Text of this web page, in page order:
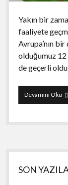
Yakın bir
faaliyete
Avrupa’nın
olduğumuz
de geçerli
Devamını Oku12
Yan
Menü
SON